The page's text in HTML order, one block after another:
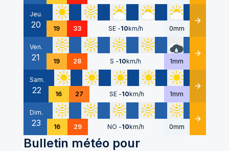
Jeu.
20 19 33 SE -10km/h 0mm Détails
Ven.
21 19 28 S -10km/h 1mm Détails
Sam.
22 16 27 SE -10km/h 1mm Détails
Dim.
23 16 29 NO -10km/h 0mm Détails
Bulletin météo pour